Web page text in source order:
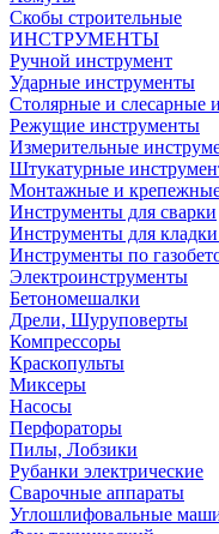
Скобы строительные
ИНСТРУМЕНТЫ
Ручной инструмент
Ударные инструменты
Столярные и слесарные
Режущие инструменты
Измерительные
Штукатурные
Монтажные и
Инструменты для сварки
Инструменты для
Инструменты по
Электроинструменты
Бетономешалки
Дрели, Шуруповерты
Компрессоры
Краскопульты
Миксеры
Насосы
Перфораторы
Пилы, Лобзики
Рубанки электрические
Сварочные аппараты
Углошлифовальные